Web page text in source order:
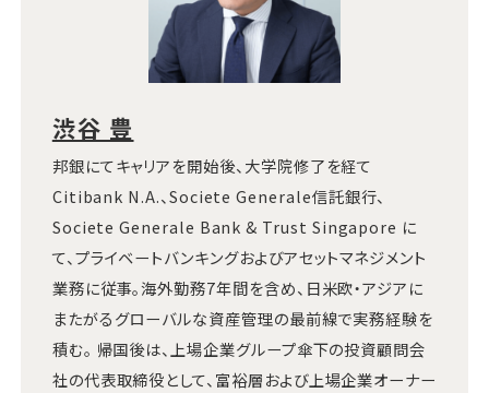
渋谷 豊
邦銀にてキャリアを開始後、大学院修了を経て
Citibank N.A.、Societe Generale信託銀行、
Societe Generale Bank & Trust Singapore に
て、プライベートバンキングおよびアセットマネジメント
業務に従事。海外勤務7年間を含め、日米欧・アジアに
またがるグローバルな資産管理の最前線で実務経験を
積む。 帰国後は、上場企業グループ傘下の投資顧問会
社の代表取締役として、富裕層および上場企業オーナー